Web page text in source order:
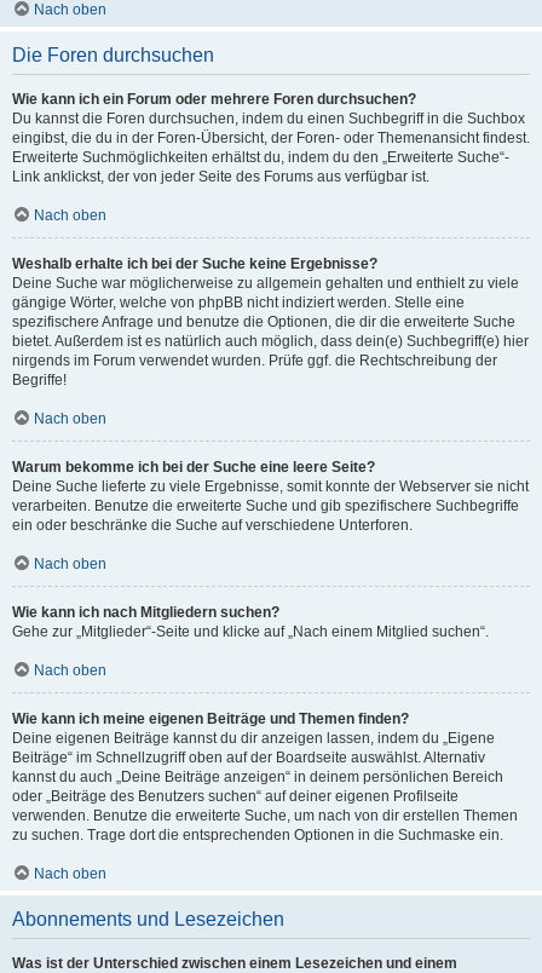
Nach oben
Die Foren durchsuchen
Wie kann ich ein Forum oder mehrere Foren durchsuchen?
Du kannst die Foren durchsuchen, indem du einen Suchbegriff in die Suchbox
eingibst, die du in der Foren-Übersicht, der Foren- oder Themenansicht findest.
Erweiterte Suchmöglichkeiten erhältst du, indem du den „Erweiterte Suche“-
Link anklickst, der von jeder Seite des Forums aus verfügbar ist.
Nach oben
Weshalb erhalte ich bei der Suche keine Ergebnisse?
Deine Suche war möglicherweise zu allgemein gehalten und enthielt zu viele
gängige Wörter, welche von phpBB nicht indiziert werden. Stelle eine
spezifischere Anfrage und benutze die Optionen, die dir die erweiterte Suche
bietet. Außerdem ist es natürlich auch möglich, dass dein(e) Suchbegriff(e) hier
nirgends im Forum verwendet wurden. Prüfe ggf. die Rechtschreibung der
Begriffe!
Nach oben
Warum bekomme ich bei der Suche eine leere Seite?
Deine Suche lieferte zu viele Ergebnisse, somit konnte der Webserver sie nicht
verarbeiten. Benutze die erweiterte Suche und gib spezifischere Suchbegriffe
ein oder beschränke die Suche auf verschiedene Unterforen.
Nach oben
Wie kann ich nach Mitgliedern suchen?
Gehe zur „Mitglieder“-Seite und klicke auf „Nach einem Mitglied suchen“.
Nach oben
Wie kann ich meine eigenen Beiträge und Themen finden?
Deine eigenen Beiträge kannst du dir anzeigen lassen, indem du „Eigene
Beiträge“ im Schnellzugriff oben auf der Boardseite auswählst. Alternativ
kannst du auch „Deine Beiträge anzeigen“ in deinem persönlichen Bereich
oder „Beiträge des Benutzers suchen“ auf deiner eigenen Profilseite
verwenden. Benutze die erweiterte Suche, um nach von dir erstellen Themen
zu suchen. Trage dort die entsprechenden Optionen in die Suchmaske ein.
Nach oben
Abonnements und Lesezeichen
Was ist der Unterschied zwischen einem Lesezeichen und einem